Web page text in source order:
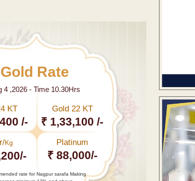
Gold Rate
4 ,2026 - Time 10.30Hrs
KT
/-
Gold 22 KT
₹ 1,33,100 /-
Kg Platinum
₹ 88,000/-
rate for Nagpur sarafa Making